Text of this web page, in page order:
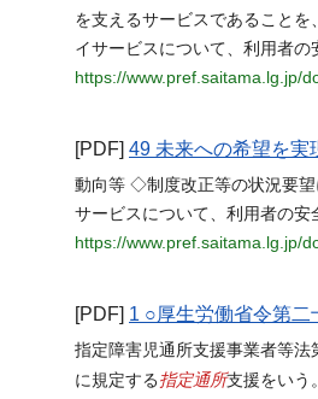
を支えるサービスであること
イサービスについて、利用者の
https://www.pref.saitama.lg.jp/
[PDF] 49 未来への希望を実
動向等 ◇制度改正等の状況要望
サービスについて、利用者の
https://www.pref.saitama.lg.jp/
[PDF] 1 ○厚生労働省令第二
指定障害児通所支援事業者等
に規定する 指定通所支援をいう